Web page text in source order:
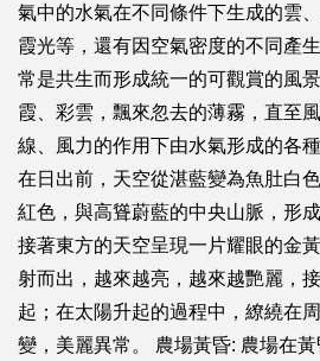
氣中的水氣在不同條件下生成的雲
霞光等，還有因空氣密度的不同產
常是共生而形成統一的可觀賞的風
霞、彩雲，飄來忽去的薄霧，直至
線、風力的作用下由水氣形成的各
在日出前，天空從湛藍變為魚肚白
紅色，與高聳蔚藍的中央山脈，形
接著東方的天空呈現一片耀眼的金
射而出，越來越亮，越來越艷麗，
起；在太陽升起的過程中，繚繞在
變，美麗異常。 農場黃昏: 農場在